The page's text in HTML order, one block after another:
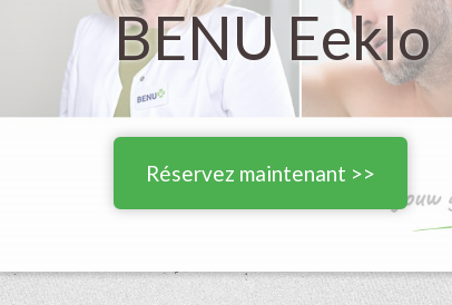
BENU Eeklo
Réservez maintenant >>